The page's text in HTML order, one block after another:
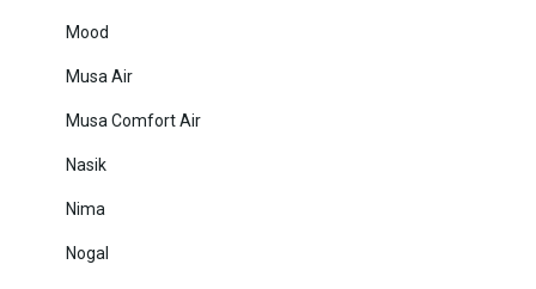
Mood
Musa Air
Musa Comfort Air
Nasik
Nima
Nogal